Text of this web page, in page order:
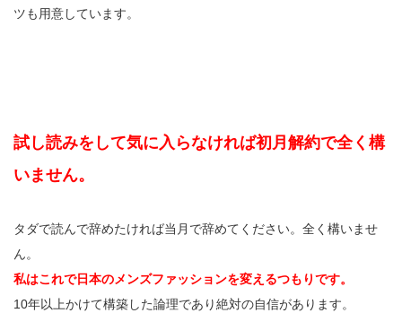
ツも用意しています。
試し読みをして気に入らなければ初月解約で全く構
いません。
タダで読んで辞めたければ当月で辞めてください。全く構いませ
ん。
私はこれで日本のメンズファッションを変えるつもりです。
10年以上かけて構築した論理であり絶対の自信があります。